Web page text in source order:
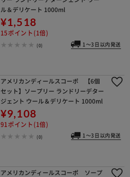
ル＆デリケート 1000ml
¥1,518
15ポイント(1倍)
(0) 1～3日以内発送
アメリカンディールスコーポ 【6個
セット】ソープリー ランドリーデター
ジェント ウール＆デリケート 1000ml
¥9,108
91ポイント(1倍)
(0) 1～3日以内発送
アメリカンディールスコーポ ソープ